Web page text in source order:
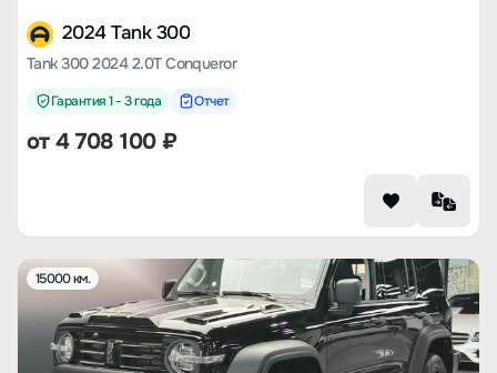
2024 Tank 300
Tank 300 2024 2.0T Conqueror
Гарантия 1 - 3 года Отчет
от4 708 100₽
15000 км.